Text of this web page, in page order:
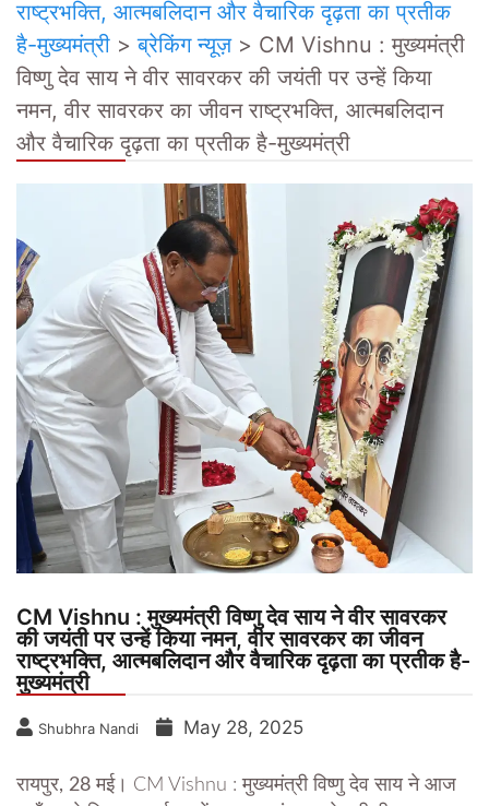
राष्ट्रभक्ति, आत्मबलिदान और वैचारिक दृढ़ता का प्रतीक
है-मुख्यमंत्री >ब्रेकिंग न्यूज़> CM Vishnu : मुख्यमंत्री
विष्णु देव साय ने वीर सावरकर की जयंती पर उन्हें किया
नमन, वीर सावरकर का जीवन राष्ट्रभक्ति, आत्मबलिदान
और वैचारिक दृढ़ता का प्रतीक है-मुख्यमंत्री
CM Vishnu : मुख्यमंत्री विष्णु देव साय ने वीर सावरकर
की जयंती पर उन्हें किया नमन, वीर सावरकर का जीवन
राष्ट्रभक्ति, आत्मबलिदान और वैचारिक दृढ़ता का प्रतीक है-
मुख्यमंत्री
Shubhra Nandi May 28, 2025
रायपुर, 28 मई। CM Vishnu : मुख्यमंत्री विष्णु देव साय ने आज